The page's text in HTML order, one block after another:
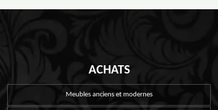
ACHATS
Meubles anciens et modernes